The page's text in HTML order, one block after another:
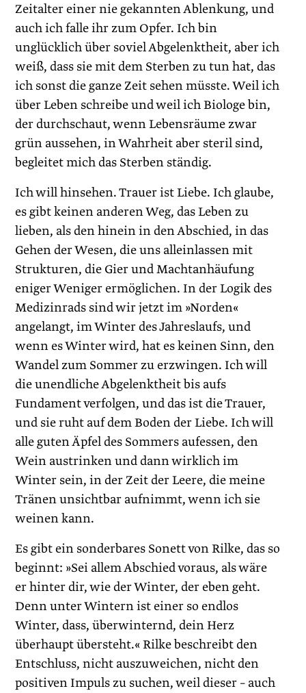
Zeitalter einer nie gekannten Ablenkung, und
auch ich falle ihr zum Opfer. Ich bin
unglücklich über soviel Abgelenktheit, aber ich
weiß, dass sie mit dem Sterben zu tun hat, das
ich sonst die ganze Zeit sehen müsste. Weil ich
über Leben schreibe und weil ich Biologe bin,
der durchschaut, wenn Lebensräume zwar
grün aussehen, in Wahrheit aber steril sind,
begleitet mich das Sterben ständig.
Ich will hinsehen. Trauer ist Liebe. Ich glaube,
es gibt keinen anderen Weg, das Leben zu
lieben, als den hinein in den Abschied, in das
Gehen der Wesen, die uns alleinlassen mit
Strukturen, die Gier und Machtanhäufung
eniger Weniger ermöglichen. In der Logik des
Medizinrads sind wir jetzt im »Norden«
angelangt, im Winter des Jahreslaufs, und
wenn es Winter wird, hat es keinen Sinn, den
Wandel zum Sommer zu erzwingen. Ich will
die unendliche Abgelenktheit bis aufs
Fundament verfolgen, und das ist die Trauer,
und sie ruht auf dem Boden der Liebe. Ich will
alle guten Äpfel des Sommers aufessen, den
Wein austrinken und dann wirklich im
Winter sein, in der Zeit der Leere, die meine
Tränen unsichtbar aufnimmt, wenn ich sie
weinen kann.
Es gibt ein sonderbares Sonett von Rilke, das so
beginnt: »Sei allem Abschied voraus, als wäre
er hinter dir, wie der Winter, der eben geht.
Denn unter Wintern ist einer so endlos
Winter, dass, überwinternd, dein Herz
überhaupt übersteht.« Rilke beschreibt den
Entschluss, nicht auszuweichen, nicht den
positiven Impuls zu suchen, weil dieser – auch